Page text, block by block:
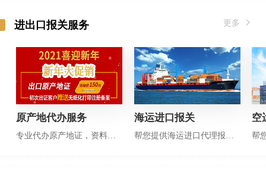
进出口报关服务 更多
原产地代办服务
专业代办原产地证，资料齐全半天出证
海运进口报关 空